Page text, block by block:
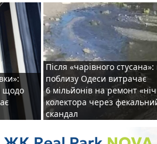
щодо
Після «чарівного
поблизу Одеси витрачає
6 мільйонів на ремонт
колектора через
скандал